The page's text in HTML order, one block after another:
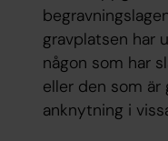
gravplatsen har
någon som har
eller den som
anknytning i